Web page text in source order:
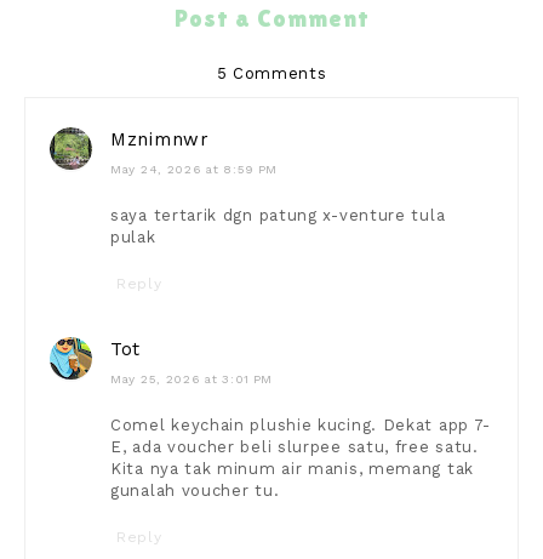
Post a Comment
5 Comments
Mznimnwr
May 24, 2026 at 8:59 PM
saya tertarik dgn patung x-venture tula
pulak
Reply
Tot
May 25, 2026 at 3:01 PM
Comel keychain plushie kucing. Dekat app 7-
E, ada voucher beli slurpee satu, free satu.
Kita nya tak minum air manis, memang tak
gunalah voucher tu.
Reply